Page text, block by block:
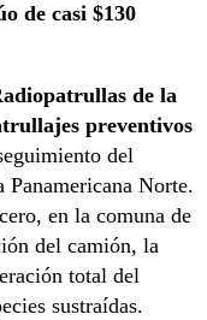
de casi $130
de la
preventivos
del
Norte.
en la comuna de
del camión, la
total del
sustraídas.